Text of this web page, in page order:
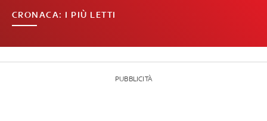
CRONACA: I PIÙ LETTI
PUBBLICITÀ